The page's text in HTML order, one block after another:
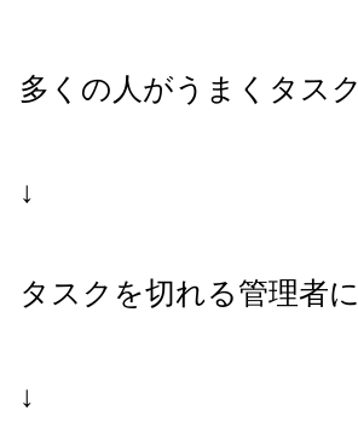
多くの人がうまくタス
↓
タスクを切れる管理者
↓